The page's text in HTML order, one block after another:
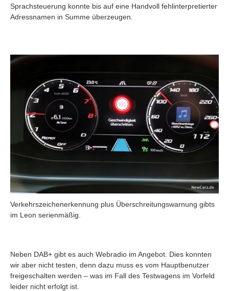
Sprachsteuerung konnte bis auf eine Handvoll fehlinterpretierter
Adressnamen in Summe überzeugen.
Verkehrszeichenerkennung plus Überschreitungswarnung gibts
im Leon serienmäßig.
Neben DAB+ gibt es auch Webradio im Angebot. Dies konnten
wir aber nicht testen, denn dazu muss es vom Hauptbenutzer
freigeschalten werden – was im Fall des Testwagens im Vorfeld
leider nicht erfolgt ist.